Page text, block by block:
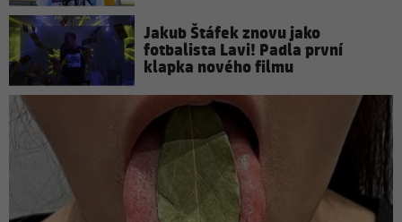
Jakub Štáfek znovu jako
fotbalista Lavi! Padla první
klapka nového filmu